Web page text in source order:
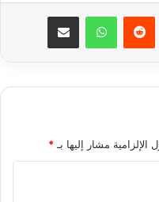
واتساب مشاركة عبر البريد
الإلزامية مشار إليها بـ *